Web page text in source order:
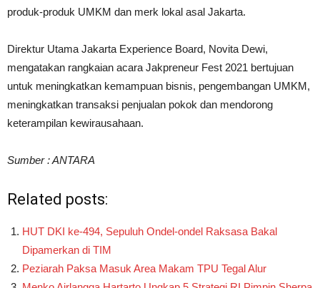
produk-produk UMKM dan merk lokal asal Jakarta.
Direktur Utama Jakarta Experience Board, Novita Dewi,
mengatakan rangkaian acara Jakpreneur Fest 2021 bertujuan
untuk meningkatkan kemampuan bisnis, pengembangan UMKM,
meningkatkan transaksi penjualan pokok dan mendorong
keterampilan kewirausahaan.
Sumber : ANTARA
Related posts:
HUT DKI ke-494, Sepuluh Ondel-ondel Raksasa Bakal
Dipamerkan di TIM
Peziarah Paksa Masuk Area Makam TPU Tegal Alur